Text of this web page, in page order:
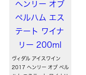
ヴィダル アイスワイン
2017 ヘンリー オブ ペル